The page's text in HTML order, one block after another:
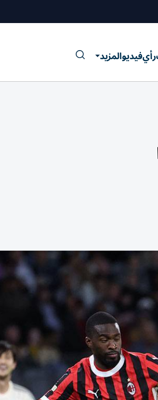
رأيفيديوالمزيد